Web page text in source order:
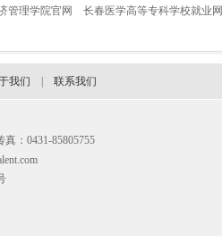
管理学院官网 长春医学高等专科学校就业网
我们 联系我们
：0431-85805755